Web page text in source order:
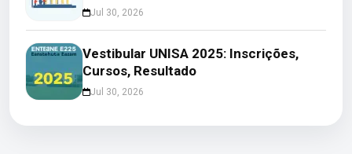
Jul 30, 2026
Vestibular UNISA 2025: Inscrições,
Cursos, Resultado
Jul 30, 2026